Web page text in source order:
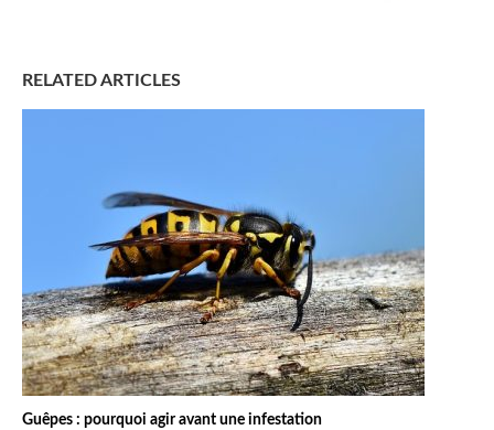
RELATED ARTICLES
Guêpes : pourquoi agir avant une infestation